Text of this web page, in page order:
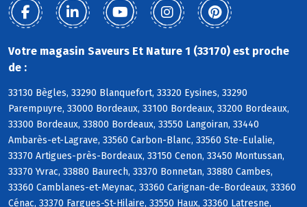
Votre magasin Saveurs Et Nature 1 (33170) est proche
de :
33130 Bègles, 33290 Blanquefort, 33320 Eysines, 33290
Parempuyre, 33000 Bordeaux, 33100 Bordeaux, 33200 Bordeaux,
33300 Bordeaux, 33800 Bordeaux, 33550 Langoiran, 33440
Ambarès-et-Lagrave, 33560 Carbon-Blanc, 33560 Ste-Eulalie,
33370 Artigues-près-Bordeaux, 33150 Cenon, 33450 Montussan,
33370 Yvrac, 33880 Baurech, 33370 Bonnetan, 33880 Cambes,
33360 Camblanes-et-Meynac, 33360 Carignan-de-Bordeaux, 33360
Cénac, 33370 Fargues-St-Hilaire, 33550 Haux, 33360 Latresne,